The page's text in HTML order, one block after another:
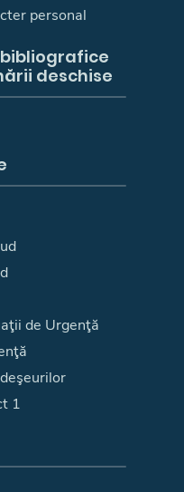
personal
deschise
de Urgenţă
1